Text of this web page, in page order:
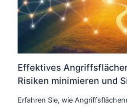
Effektives
Risiken minimieren und
Erfahren Sie, wie